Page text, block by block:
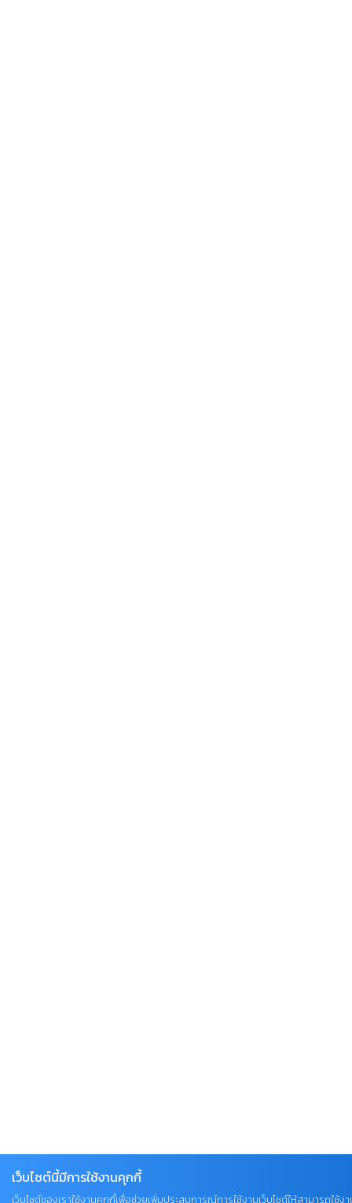
เว็บไซต์นี้มีการใช้งานคุกกี้
เว็บไซต์ของเราใช้งานคุกกี้เพื่อช่วยเพิ่มประสบการณ์การใช้งานเว็บไซต์ให้สามารถใ